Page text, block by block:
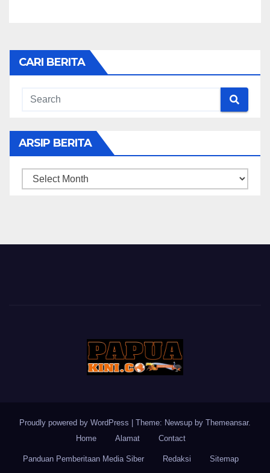
CARI BERITA
ARSIP BERITA
ARSIP
Proudly powered by WordPress Theme: Newsup by Themeansar.
Home
Alamat Contact
Panduan Pemberitaan Media Siber Redaksi Sitemap